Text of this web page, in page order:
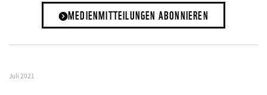
MEDIENMITTEILUNGEN ABONNIEREN
Juli 2021